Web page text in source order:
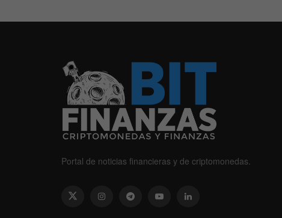
Portal de noticias financieras y de criptomonedas.